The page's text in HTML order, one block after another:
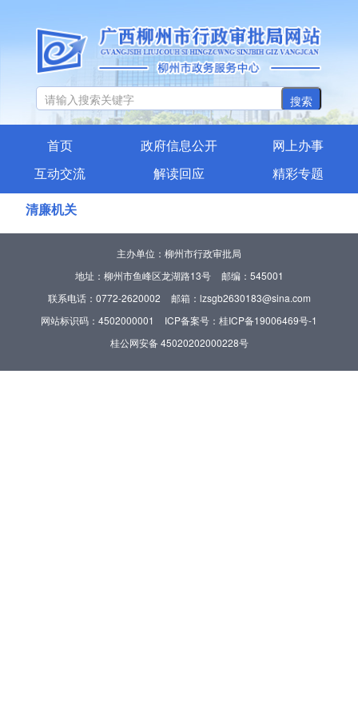
搜索
首页 政府信息公开
网上办事
互动交流
解读回应
精彩专题
清廉机关
主办单位：柳州市行政审批局
地址：柳州市鱼峰区龙湖路13号
邮编：545001
联系电话：0772-2620002
邮箱：lzsgb2630183@sina.com
网站标识码：4502000001
ICP备案号：桂ICP备19006469号-1
桂公网安备 45020202000228号